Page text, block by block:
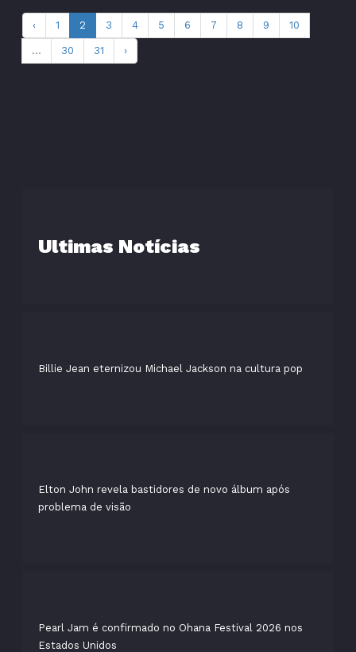
‹ 1 2 3 4 5 6 7 8 9 10
... 30 31 ›
Ultimas Notícias
Billie Jean eternizou Michael Jackson na cultura pop
Elton John revela bastidores de novo álbum após
problema de visão
Pearl Jam é confirmado no Ohana Festival 2026 nos
Estados Unidos